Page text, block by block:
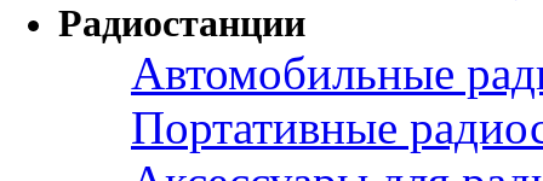
Радиостанции
Автомобильные
Портативные